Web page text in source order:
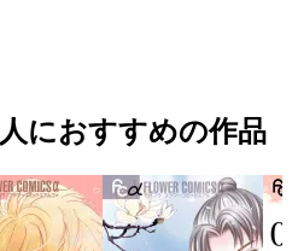
におすすめの作品